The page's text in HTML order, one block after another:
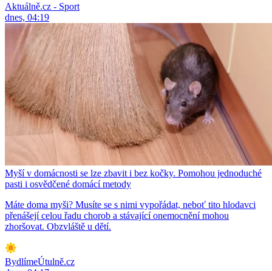
Aktuálně.cz - Sport
dnes, 04:19
Myší v domácnosti se lze zbavit i bez kočky. Pomohou jednoduché
pasti i osvědčené domácí metody
Máte doma myši? Musíte se s nimi vypořádat, neboť tito hlodavci
přenášejí celou řadu chorob a stávající onemocnění mohou
zhoršovat. Obzvláště u dětí.
BydlímeÚtulně.cz